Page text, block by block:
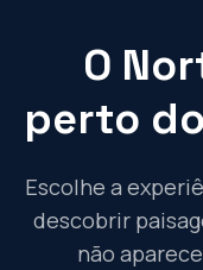
O
perto
Escolhe a
descobrir
não